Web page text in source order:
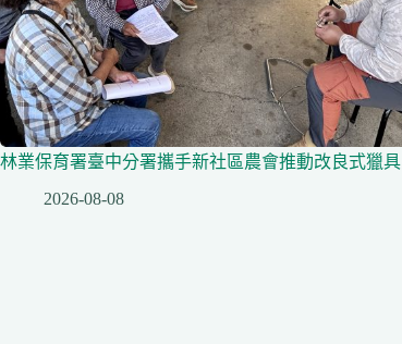
林業保育署臺中分署攜手新社區農會推動改良式獵具
2026-08-08